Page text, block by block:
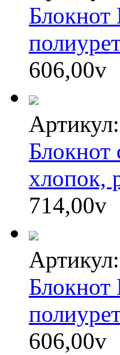
Блокнот
606,00v
Блокнот
хлопок,
714,00v
Блокнот
606,00v